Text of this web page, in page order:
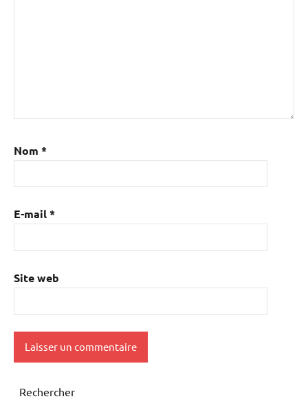
Nom *
E-mail*
Site web
Rechercher